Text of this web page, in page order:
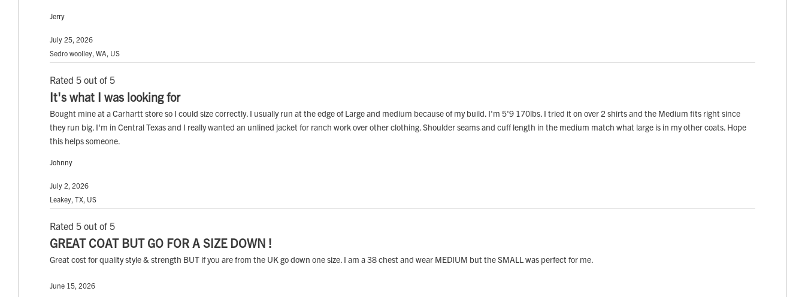
Jerry
July 25, 2026
Sedro woolley, WA, US
Rated 5 out of 5
It's what I was looking for
Bought mine at a Carhartt store so I could size correctly. I usually run at the edge of Large and medium because of my build. I'm 5'9 170lbs. I tried it on over 2 shirts and the Medium fits right since
they run big. I'm in Central Texas and I really wanted an unlined jacket for ranch work over other clothing. Shoulder seams and cuff length in the medium match what large is in my other coats. Hope
this helps someone.
Johnny
July 2, 2026
Leakey, TX, US
Rated 5 out of 5
GREAT COAT BUT GO FOR A SIZE DOWN !
Great cost for quality style & strength BUT if you are from the UK go down one size. I am a 38 chest and wear MEDIUM but the SMALL was perfect for me.
June 15, 2026